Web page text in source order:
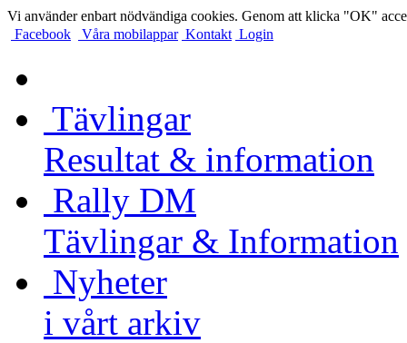
Vi använder enbart nödvändiga cookies. Genom att klicka "OK"
Facebook
Våra mobilappar Kontakt Login
Tävlingar
Resultat & information
Rally DM
Tävlingar & Information
Nyheter
i vårt arkiv